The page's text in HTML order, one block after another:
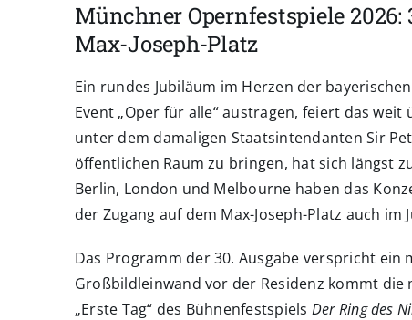
Münchner Opernfestspiele 2026:
Max-Joseph-Platz
Ein rundes Jubiläum im Herzen der
Event „Oper für alle“ austragen, feiert das
unter dem damaligen Staatsintendanten Sir
öffentlichen Raum zu bringen, hat sich längst
Berlin, London und Melbourne haben das
der Zugang auf dem Max-Joseph-Platz auch
Das Programm der 30. Ausgabe verspricht
Großbildleinwand vor der Residenz kommt
„Erste Tag“ des Bühnenfestspiels Der Ring des